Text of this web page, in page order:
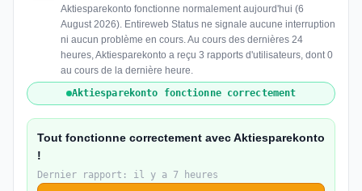
Aktiesparekonto fonctionne normalement aujourd'hui (6
August 2026). Entireweb Status ne signale aucune interruption
ni aucun problème en cours. Au cours des dernières 24
heures, Aktiesparekonto a reçu 3 rapports d'utilisateurs, dont 0
au cours de la dernière heure.
Aktiesparekonto fonctionne correctement
Tout fonctionne correctement avec Aktiesparekonto
!
Dernier rapport: il y a 7 heures